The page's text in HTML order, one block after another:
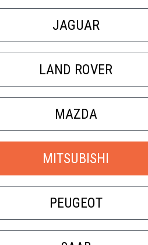
JAGUAR
LAND ROVER
MAZDA
MITSUBISHI
PEUGEOT